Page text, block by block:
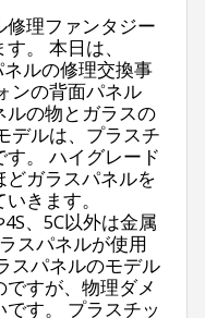
修理ファンタジー
。 本日は、
ルの修理交換事
ンの背面パネル
ルの物とガラスの
デルは、プラスチ
。 ハイグレード
ガラスパネルを
きます。
、5C以外は金属
スパネルが使用
スパネルのモデル
すが、物理ダメ
す。 プラスチッ